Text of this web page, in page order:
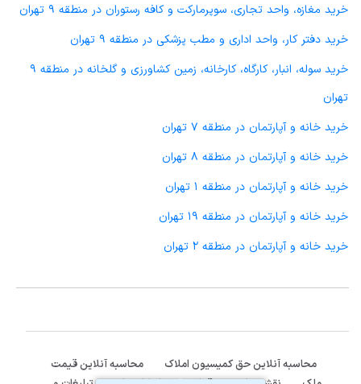
خرید مغازه، واحد تجاری، سوپرمارکت و کافه رستوران در منطقه 9 تهران
خرید دفتر کار، واحد اداری و مطب پزشکی در منطقه 9 تهران
خرید سوله، انبار، کارگاه، کارخانه، زمین کشاورزی و گلخانه در منطقه 9
تهران
خرید خانه و آپارتمان در منطقه 7 تهران
خرید خانه و آپارتمان در منطقه 8 تهران
خرید خانه و آپارتمان در منطقه 1 تهران
خرید خانه و آپارتمان در منطقه 19 تهران
خرید خانه و آپارتمان در منطقه 2 تهران
محاسبه آنلاین حق کمیسیون املاک
محاسبه آنلاین قیمت